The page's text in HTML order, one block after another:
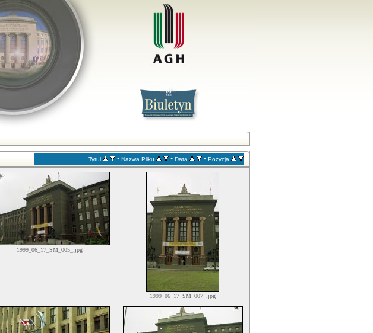
Tytuł • Nazwa Pliku • Data • Pozycja
1999_06_17_SM_005_.jpg
1999_06_17_SM_007_.jpg